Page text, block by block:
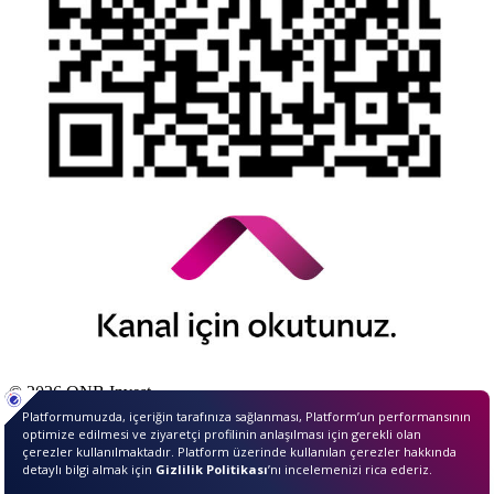
© 2026 QNB Invest,
QNBiştirakidir.